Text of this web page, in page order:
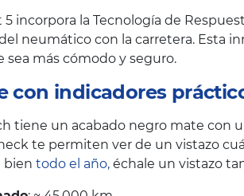
5 incorpora la Tecnología de
neumático con la carretera. Esta
sea más cómodo y seguro.
con indicadores
tiene un acabado negro mate
te permiten ver de un vistazo
bien todo el año, échale un vistazo